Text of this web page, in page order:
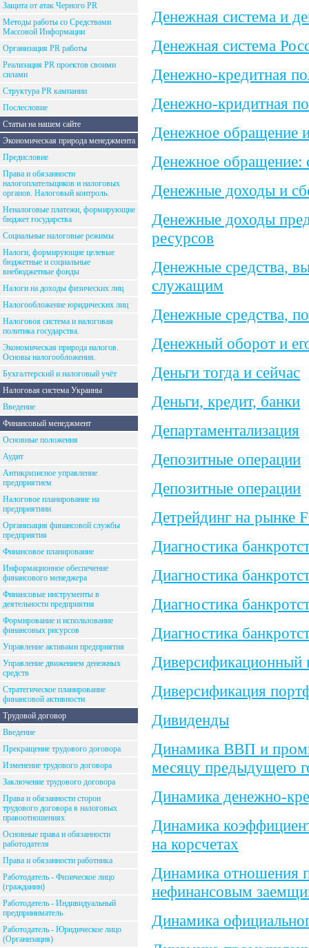
Защита от атак Черного PR
Методы работы со Средствами
Массовой Информации
Организация PR работы
Реализация PR проектов своими
силами
Структура PR кампании
Послесловие
Статьи на нашем сайте
Экономическая природа менеджмента
Предисловие
Права и обязанности
налогоплательщиков и налоговых
органов. Налоговый контроль.
Неналоговые платежи, формирующие
бюджет государства
Социальные налоговые режимы
Налоги, формирующие целевые
бюджетные и социальные
внебюджетные фонды
Налоги на доходы физических лиц
Налогообложение юридических лиц
Налоговоя система и налоговая
политика государства.
Экономическая природа налогов.
Основы налогообложения.
Бухгалтерский и налоговый учёт
Налоговая система Украины
Введение
Финансовый менеджмент
Основные положения
Аудит
Антикризисное управление
предприятием
Налоговое планирование на
предприятиии
Организация финансовой службы
предприятия
Финансовое планирование
Информационное обеспечение
финансового менеджера
Финансовые инструменты в
деятельности предприятия
Формирование и использование
финансовых рисурсов
Управление активами предприятия
Управление движением денежных
средств
Стратегическое планирование
финансовой активности
Трудовой договор
Введение
Прекращение трудового договора
Изменение трудового договора
Заключение трудового договора
Права и обязанности сторон
трудового договора в налоговых
правоотношениях
Основные права и обязанности
работодателя
Права и обязанности работника
Работодатель - Физическое лицо
(гражданин)
Работодатель - Индивидуальный
предприниматель
Работодатель - Юридическое лицо
(Организация)
Денежная система и
Денежная система
Денежно-кредитная
Денежно-кридитная
Денежное обращение
Денежное обращение:
Денежные доходы и
Денежные доходы
ресурсов
Денежные средства,
служащим
Денежные средства,
Денежный оборот и
Деньги тогда и сейчас
Деньги, кредит, банки
Департаментализация
Депозитные операции
Депозитные операции
Детрейдинг на рынке
Диагностика
Диагностика
Диагностика
Диагностика
Диверсификационный
Диверсификация
Дивиденды
Динамика ВВП и
месяцу предыдущего
Динамика денежно-
Динамика
на корсчетах
Динамика отношения
нефинансовым
Динамика